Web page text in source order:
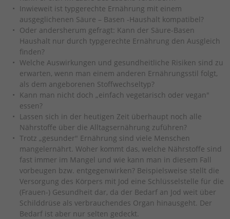
Inwieweit ist typgerechte Ernährung mit einem
ausgeglichenen Säure – Basen -Haushalt kompatibel?
Oder andersherum gefragt: Kann der Säure-Basen
Haushalt nur durch typgerechte Ernährung den Ausgleich
finden?
Welche Auswirkungen und gesundheitliche Risiken sind zu
erwarten, wenn man einem anderen Ernährungsstil folgt,
als dem angeborenen Stoffwechseltyp?
Kann man nicht doch „einfach vegetarisch oder vegan"
essen?
Lassen sich in der heutigen Zeit überhaupt noch alle
Nährstoffe über die Alltagsernährung zuführen?
Trotz „gesunder" Ernährung sind viele Menschen
mangelernährt. Woher kommt das, welche Nährstoffe sind
fast immer im Mangel und wie kann man in diesem Fall
vorbeugen bzw. entgegenwirken? Beispielsweise stellt die
Versorgung des Körpers mit Jod eine Schlüsselstelle für die
(Frauen-) Gesundheit dar, da der Bedarf an Jod weit über
Schilddrüse als verbrauchendes Organ hinausgeht. Der
Bedarf ist aber nur selten gedeckt.